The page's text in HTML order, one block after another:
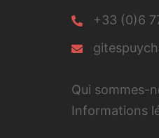
+33 (0)6
Qui sommes-
Informations